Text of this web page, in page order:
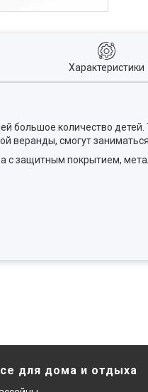
Характеристики
большое количество
веранды, смогут
с защитным покрытием,
для дома и отдыха